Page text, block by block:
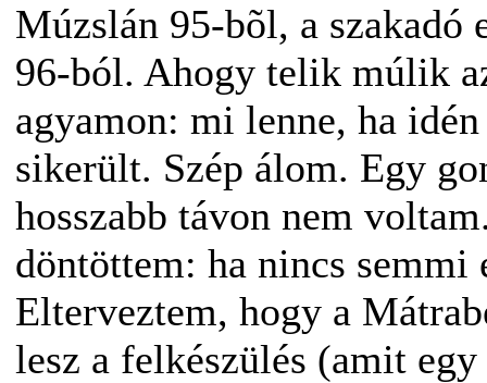
Múzslán 95-bõl, a szakadó
96-ból. Ahogy telik múlik
agyamon: mi lenne, ha
sikerült. Szép álom. Egy
hosszabb távon nem
döntöttem: ha nincs
Elterveztem, hogy a
lesz a felkészülés (amit